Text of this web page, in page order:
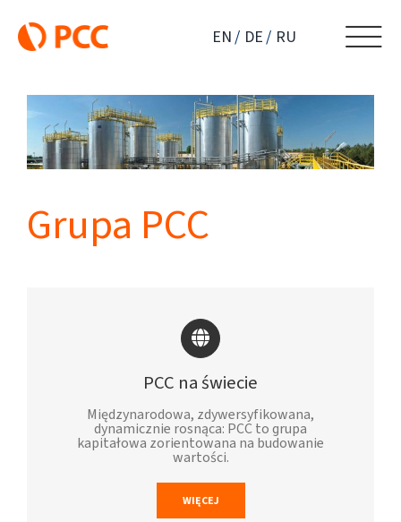
zawartości
EN DE RU
Grupa PCC
PCC na świecie
Międzynarodowa, zdywersyfikowana,
dynamicznie rosnąca: PCC to grupa
kapitałowa zorientowana na budowanie
wartości.
WIĘCEJ